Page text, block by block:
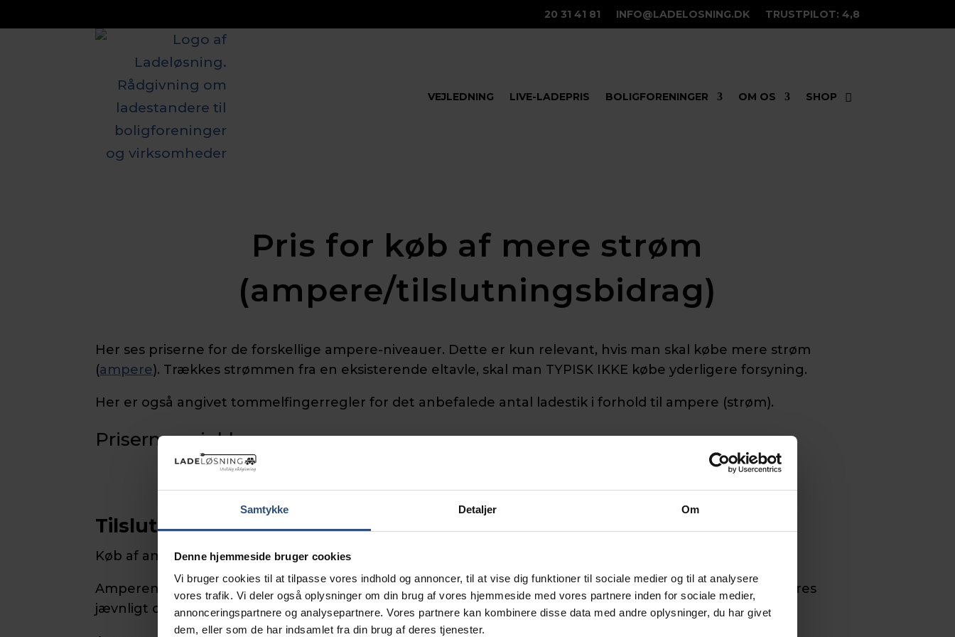
Samtykke Detaljer Om
Denne hjemmeside bruger cookies
Vi bruger cookies til at tilpasse vores indhold og annoncer, til at vise dig funktioner til sociale medier og til at analysere
vores trafik. Vi deler også oplysninger om din brug af vores hjemmeside med vores partnere inden for sociale medier,
annonceringspartnere og analysepartnere. Vores partnere kan kombinere disse data med andre oplysninger, du har givet
dem, eller som de har indsamlet fra din brug af deres tjenester.
20 31 41 81 INFO@LADELOSNING.DK TRUSTPILOT: 4,8
VEJLEDNING LIVE-LADEPRIS BOLIGFORENINGER OM OS SHOP
Pris for køb af mere strøm
(ampere/tilslutningsbidrag)
Her ses priserne for de forskellige ampere-niveauer. Dette er kun relevant, hvis man skal købe mere strøm
(ampere). Trækkes strømmen fra en eksisterende eltavle, skal man TYPISK IKKE købe yderligere forsyning.
Her er også angivet tommelfingerregler for det anbefalede antal ladestik i forhold til ampere (strøm).
Priserne er inkl. moms.
Tilslutningsbidrag
Køb af ampere kaldes også for tilslutningsbidrag.
Amperene købes af den lokale netvirksomhed (Radius, Cerius og N1)
. Prisen for køb af flere ampere justeres
jævnligt og er desværre opadgående. Du kan også se tilslutningspriserneher.